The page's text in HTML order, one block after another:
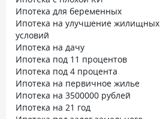
Ипотека для беременных
Ипотека на улучшение жилищных
условий
Ипотека на дачу
Ипотека под 11 процентов
Ипотека под 4 процента
Ипотека на первичное жилье
Ипотека на 3500000 рублей
Ипотека на 21 год